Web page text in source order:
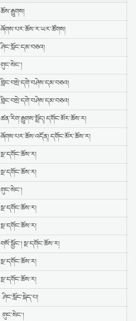
ཆོས་རྒྱུགས།
ཞོགས་པར་ཆོས་ར་ཡར་ཚོགས།
ཤིང་སློང་དམ་བཅའ།
གུང་སེང་།
གླིང་བསྲེ་དགེ་བཤེས་དམ་བཅའ།
གླིང་བསྲེ་དགེ་བཤེས་དམ་བཅའ།
ཚན་རིག་རྒྱུགས་སྤྲོད། དགོང་མོར་ཆོས་ར།
ཞོགས་པར་ཆོས་འདོན། དགོང་མོར་ཆོས་ར།
སྔ་དགོང་ཆོས་ར།
སྔ་དགོང་ཆོས་ར།
གུང་སེང་།
སྔ་དགོང་ཆོས་ར།
སྔ་དགོང་ཆོས་ར།
གསོ་སྦྱོང་། སྔ་དགོང་ཆོས་ར།
སྔ་དགོང་ཆོས་ར།
སྔ་དགོང་ཆོས་ར།
ཤིང་སློང་སྐེད་པ།
གུང་སེང་།